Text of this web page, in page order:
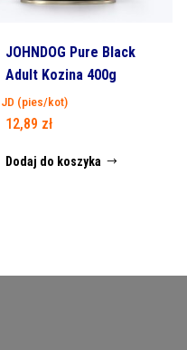
JOHNDOG Pure Black
Adult Kozina 400g
JD (pies/kot)
12,89 zł
Dodaj do koszyka